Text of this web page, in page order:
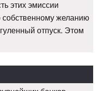
этих эмиссии
собственному желанию
отпуск. Этом